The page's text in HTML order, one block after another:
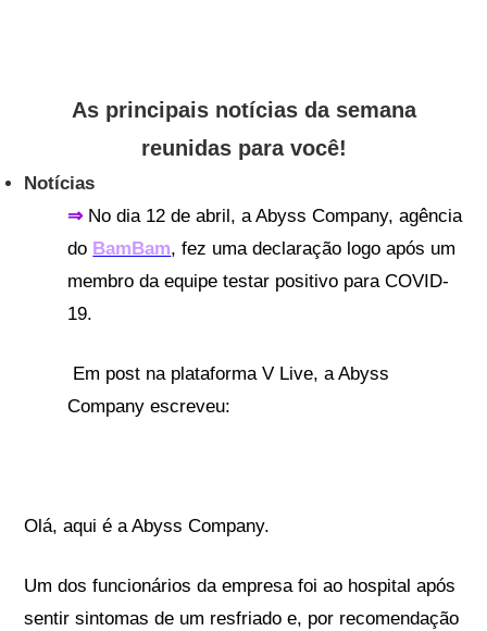
As principais notícias da semana
reunidas para você!
Notícias
⇒ No dia 12 de abril, a Abyss Company, agência
do BamBam, fez uma declaração logo após um
membro da equipe testar positivo para COVID-
19.
Em post na plataforma V Live, a Abyss
Company escreveu:
Olá, aqui é a Abyss Company.
Um dos funcionários da empresa foi ao hospital após
sentir sintomas de um resfriado e, por recomendação